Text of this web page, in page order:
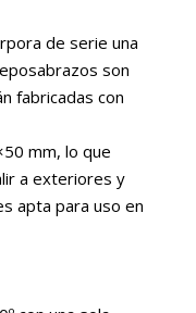
de serie una
son
fabricadas con
mm, lo que
a exteriores y
apta para uso en